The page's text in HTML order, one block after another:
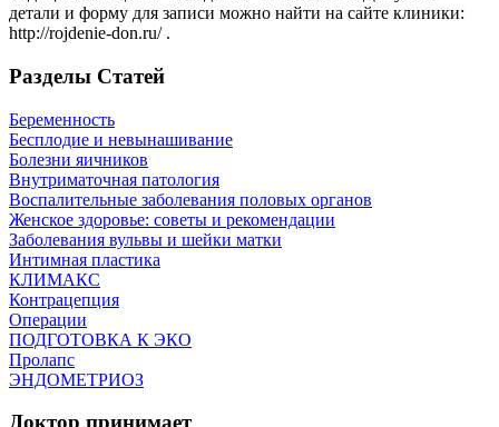
детали и форму для записи можно найти на сайте клиники:
http://rojdenie-don.ru/ .
Разделы Статей
Беременность
Бесплодие и невынашивание
Болезни яичников
Внутриматочная патология
Воспалительные заболевания половых органов
Женское здоровье: советы и рекомендации
Заболевания вульвы и шейки матки
Интимная пластика
КЛИМАКС
Контрацепция
Операции
ПОДГОТОВКА К ЭКО
Пролапс
ЭНДОМЕТРИОЗ